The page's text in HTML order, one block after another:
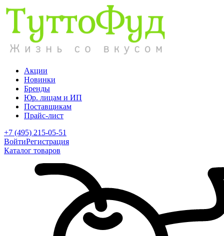
Акции
Новинки
Бренды
Юр. лицам и ИП
Поставщикам
Прайс-лист
+7 (495) 215-05-51
ВойтиРегистрация
Каталог товаров